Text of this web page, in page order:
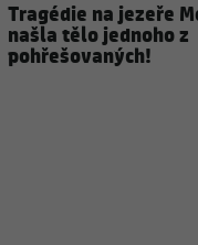
Tragédie na jezeře
našla tělo jednoho z
pohřešovaných!